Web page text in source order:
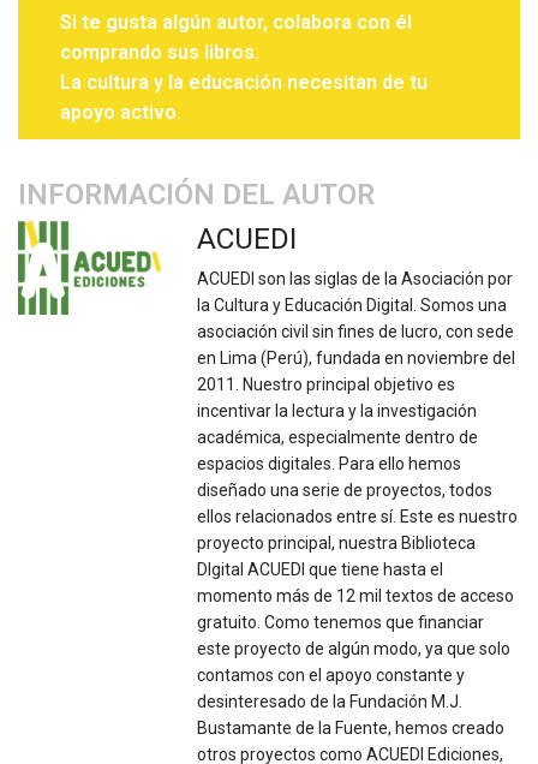
Si te gusta algún autor, colabora con él
comprando sus libros.
La cultura y la educación necesitan de tu
apoyo activo.
INFORMACIÓN DEL AUTOR
ACUEDI
ACUEDI son las siglas de la Asociación por
la Cultura y Educación Digital. Somos una
asociación civil sin fines de lucro, con sede
en Lima (Perú), fundada en noviembre del
2011. Nuestro principal objetivo es
incentivar la lectura y la investigación
académica, especialmente dentro de
espacios digitales. Para ello hemos
diseñado una serie de proyectos, todos
ellos relacionados entre sí. Este es nuestro
proyecto principal, nuestra Biblioteca
DIgital ACUEDI que tiene hasta el
momento más de 12 mil textos de acceso
gratuito. Como tenemos que financiar
este proyecto de algún modo, ya que solo
contamos con el apoyo constante y
desinteresado de la Fundación M.J.
Bustamante de la Fuente, hemos creado
otros proyectos como ACUEDI Ediciones,